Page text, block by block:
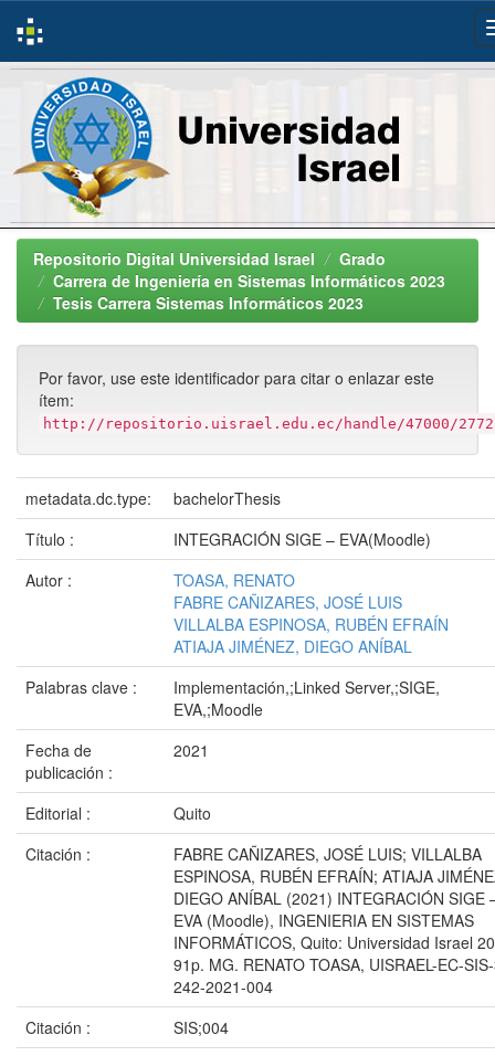
Skip
navigationRepositorio Digital Universidad Israel
Grado
Carrera de Ingeniería en Sistemas Informáticos 2023
Tesis Carrera Sistemas Informáticos 2023
Por favor, use este identificador para citar o enlazar este
ítem:
http://repositorio.uisrael.edu.ec/handle/47000/2772
metadata.dc.type:
bachelorThesis
Título :
INTEGRACIÓN SIGE – EVA(Moodle)
Autor :
TOASA, RENATO
FABRE CAÑIZARES, JOSÉ LUIS
VILLALBA ESPINOSA, RUBÉN EFRAÍN
ATIAJA JIMÉNEZ, DIEGO ANÍBAL
Palabras clave :
Implementación,;Linked Server,;SIGE,
EVA,;Moodle
Fecha de
publicación :
2021
Editorial :
Quito
Citación :
FABRE CAÑIZARES, JOSÉ LUIS; VILLALBA
ESPINOSA, RUBÉN EFRAÍN; ATIAJA
DIEGO ANÍBAL (2021) INTEGRACIÓN SIGE
EVA (Moodle), INGENIERIA EN SISTEMAS
INFORMÁTICOS, Quito: Universidad Israel
91p. MG. RENATO TOASA, UISRAEL-EC-
242-2021-004
Citación :
SIS;004